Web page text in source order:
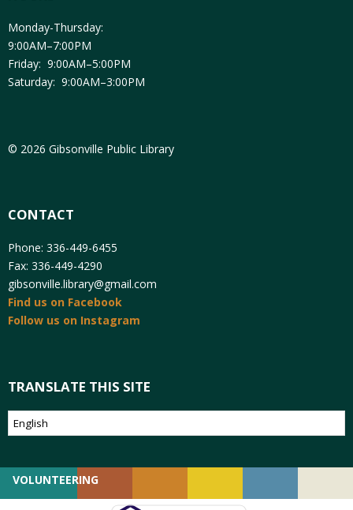
Monday-Thursday:
9:00AM–7:00PM
Friday: 9:00AM–5:00PM
Saturday: 9:00AM–3:00PM
© 2026 Gibsonville Public Library
CONTACT
Phone: 336-449-6455
Fax: 336-449-4290
gibsonville.library@gmail.com
Find us on Facebook
Follow us on Instagram
TRANSLATE THIS SITE
VOLUNTEERING